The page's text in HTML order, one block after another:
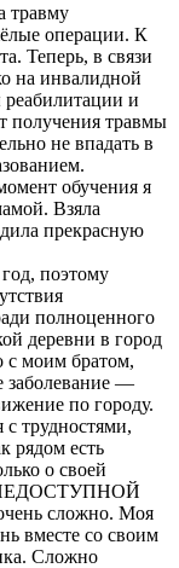
травму
операции. К
Теперь, в связи
на инвалидной
реабилитации и
получения травмы
не впадать в
обучения я
Взяла
прекрасную
поэтому
полноценного
деревни в город
с моим братом,
заболевание —
по городу.
трудностями,
рядом есть
о своей
НЕДОСТУПНОЙ
сложно. Моя
вместе со своим
Сложно